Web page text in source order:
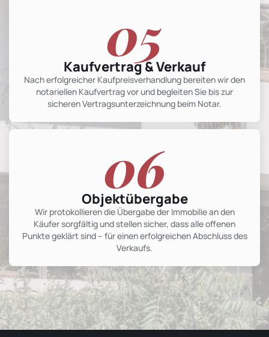
05
Kaufvertrag & Verkauf
Nach erfolgreicher Kaufpreisverhandlung bereiten wir den
notariellen Kaufvertrag vor und begleiten Sie bis zur
sicheren Vertragsunterzeichnung beim Notar.
06
Objektübergabe
Wir protokollieren die Übergabe der Immobilie an den
Käufer sorgfältig und stellen sicher, dass alle offenen
Punkte geklärt sind – für einen erfolgreichen Abschluss des
Verkaufs.